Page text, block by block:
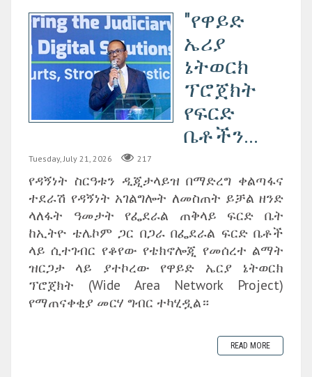
"የዋይድ
ኤሪያ
ኔትወርክ
ፕሮጀክት
የፍርድ
ቤቶችን...
Tuesday, July 21, 2026 217
የዳኝነት ስርዓቱን ዲጂታላይዝ በማድረግ ቀልጣፋና
ተደራሽ የዳኝነት አገልግሎት ለመስጠት ይቻል ዘንድ
ላለፋት ዓመታት የፌደራል ጠቅላይ ፍርድ ቤት
ከኢትዮ ቴሌኮም ጋር በጋራ በፌደራል ፍርድ ቤቶች
ላይ ሲተገብር የቆየው የቴክኖሎጂ የመሰረተ ልማት
ዝርጋታ ላይ ያተኮረው የዋይድ ኤርያ ኔትወርክ
ፕሮጀክት (Wide Area Network Project)
የማጠናቀቂያ መርሃ ግብር ተካሂዷል።
READ MORE